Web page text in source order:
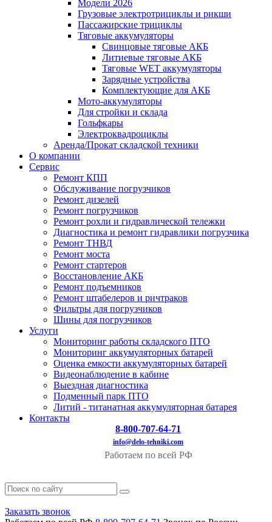
Модели 2026
Грузовые электротрициклы и рикши
Пассажирские трициклы
Тяговые аккумуляторы
Свинцовые тяговые АКБ
Литиевые тяговые АКБ
Тяговые WET аккумуляторы
Зарядные устройства
Комплектующие для АКБ
Мото-аккумуляторы
Для стройки и склада
Гольфкары
Электроквадроциклы
Аренда/Прокат складской техники
О компании
Сервис
Ремонт КПП
Обслуживание погрузчиков
Ремонт дизелей
Ремонт погрузчиков
Ремонт рохли и гидравлической тележки
Диагностика и ремонт гидравлики погрузчика
Ремонт ТНВД
Ремонт моста
Ремонт стартеров
Восстановление АКБ
Ремонт подъемников
Ремонт штабелеров и ричтраков
Фильтры для погрузчиков
Шины для погрузчиков
Услуги
Мониторинг работы складского ПТО
Мониторинг аккумуляторных батарей
Оценка емкости аккумуляторных батарей
Видеонаблюдение в кабине
Выездная диагностика
Подменный парк ПТО
Литий - титанатная аккумуляторная батарея
Контакты
8-800-707-64-71
info@delo-tehniki.com
Работаем по всей РФ
Заказать звонок